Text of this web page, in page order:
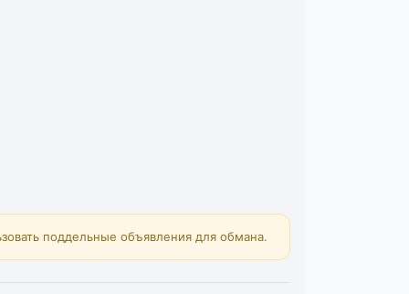
поддельные объявления для обмана.